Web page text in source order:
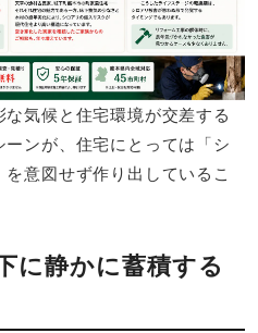
気候と住宅環境が交差する
ンが、住宅にとっては「シ
意図せず作り出しているこ
に静かに蓄積する